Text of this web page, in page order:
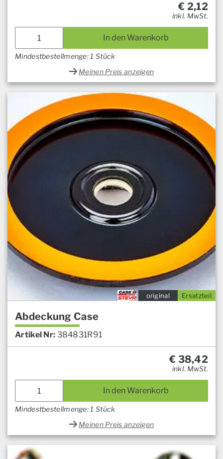
€ 2,12
inkl. MwSt.
In den Warenkorb
Mindestbestellmenge: 1 Stück
Meinen Preis anzeigen
Ersatzteil
original
Abdeckung Case
Artikel Nr: 384831R91
€ 38,42
inkl. MwSt.
In den Warenkorb
Mindestbestellmenge: 1 Stück
Meinen Preis anzeigen